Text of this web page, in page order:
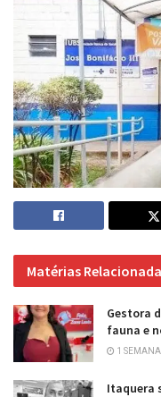
Matérias
Gestora
fauna e
1 SEMANA
Itaquera